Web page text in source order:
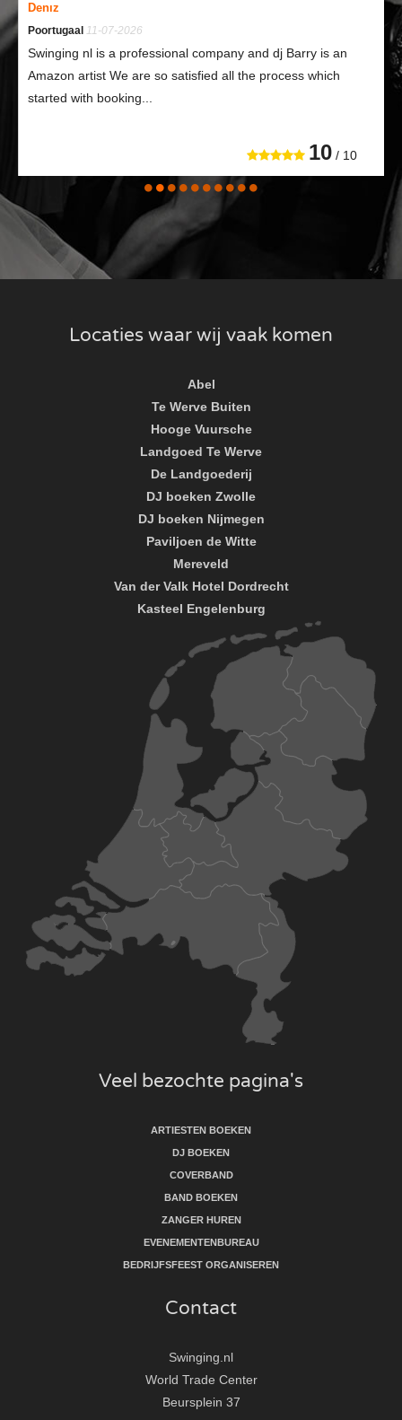
Denız
Poortugaal 11-07-2026
Swinging nl is a professional company and dj Barry is an
Amazon artist We are so satisfied all the process which
started with booking...
10 / 10
Locaties waar wij vaak komen
Abel
Te Werve Buiten
Hooge Vuursche
Landgoed Te Werve
De Landgoederij
DJ boeken Zwolle
DJ boeken Nijmegen
Paviljoen de Witte
Mereveld
Van der Valk Hotel Dordrecht
Kasteel Engelenburg
Veel bezochte pagina's
ARTIESTEN BOEKEN
DJ BOEKEN
COVERBAND
BAND BOEKEN
ZANGER HUREN
EVENEMENTENBUREAU
BEDRIJFSFEEST ORGANISEREN
Contact
Swinging.nl
World Trade Center
Beursplein 37